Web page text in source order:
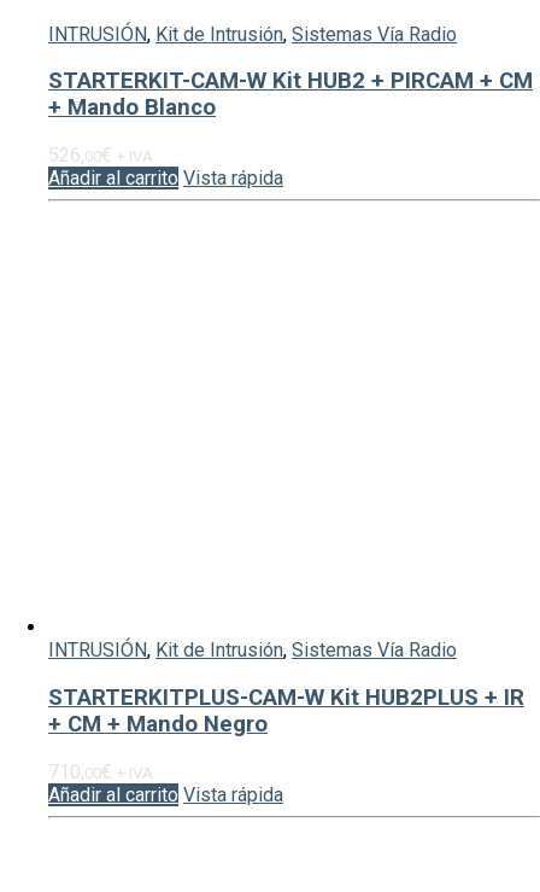
INTRUSIÓN, Kit de Intrusión, Sistemas Vía Radio
STARTERKIT-CAM-W Kit HUB2 + PIRCAM + CM
+ Mando Blanco
526,00€ + IVA
Añadir al carrito Vista rápida
INTRUSIÓN, Kit de Intrusión, Sistemas Vía Radio
STARTERKITPLUS-CAM-W Kit HUB2PLUS + IR
+ CM + Mando Negro
710,00€ + IVA
Añadir al carrito Vista rápida